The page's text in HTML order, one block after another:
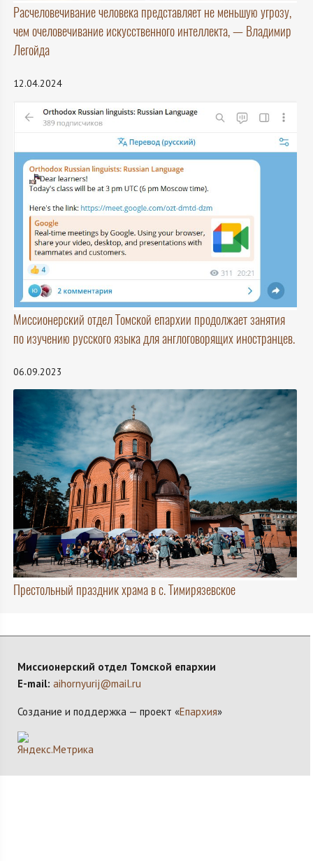
Расчеловечивание человека представляет не меньшую угрозу,
чем очеловечивание искусственного интеллекта, — Владимир
Легойда
12.04.2024
Миссионерский отдел Томской епархии продолжает занятия
по изучению русского языка для англоговорящих иностранцев.
06.09.2023
Престольный праздник храма в с. Тимирязевское
Миссионерский отдел Томской епархии
E-mail: aihornyurij@mail.ru
Создание и поддержка — проект «Епархия»